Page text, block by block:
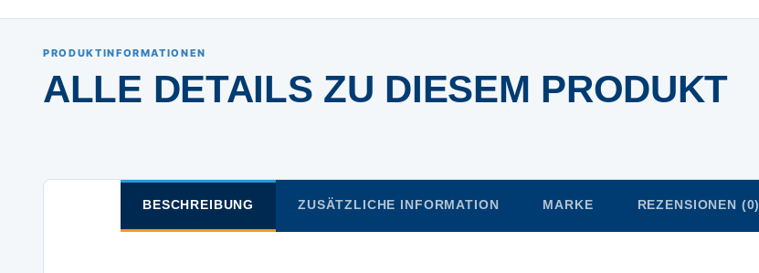
PRODUKTINFORMATIONEN
ALLE DETAILS ZU DIESEM PRODUKT
BESCHREIBUNG ZUSÄTZLICHE INFORMATION MARKE REZENSIONEN (0)